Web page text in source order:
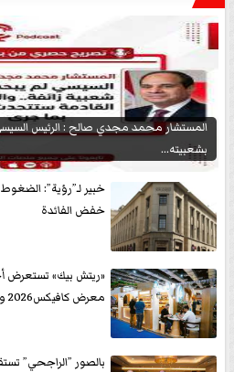
المستشار محمد مجدي صالح : الرئيس
بشعبيته...
خبير لـ”رؤية”:
خفض الفائدة
«ريتش بيك» تستعرض
معرض كافيكس2026 وتطرح 10 منتجات...
بالصور ”الراجحي”